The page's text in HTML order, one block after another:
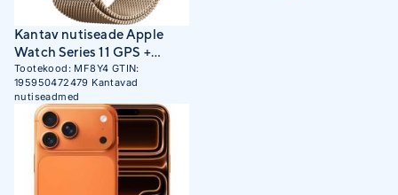
Kantav nutiseade Apple
Watch Series 11 GPS +
Cellular 42mm Gold
Titanium Case with Gold
Milanese Loop
Tootekood: MF8Y4 GTIN:
195950472479 Kantavad
nutiseadmed